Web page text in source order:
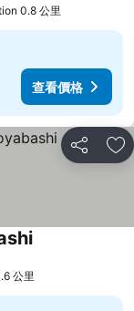
0.8 公里
查看價格
分享 放
查看價格
公里